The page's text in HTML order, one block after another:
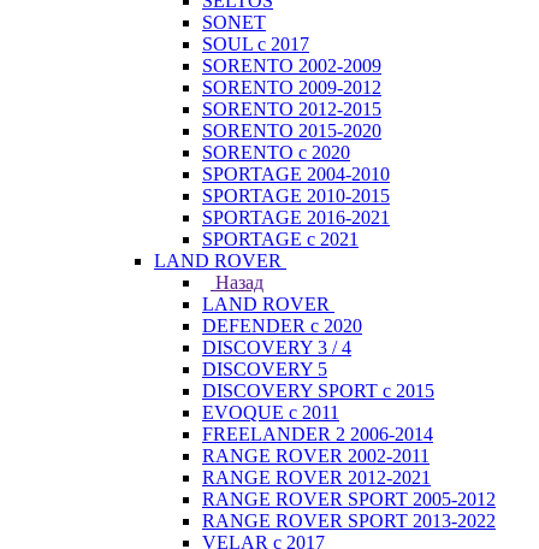
SONET
SOUL с 2017
SORENTO 2002-2009
SORENTO 2009-2012
SORENTO 2012-2015
SORENTO 2015-2020
SORENTO с 2020
SPORTAGE 2004-2010
SPORTAGE 2010-2015
SPORTAGE 2016-2021
SPORTAGE с 2021
LAND ROVER
Назад
LAND ROVER
DEFENDER с 2020
DISCOVERY 3 / 4
DISCOVERY 5
DISCOVERY SPORT с 2015
EVOQUE с 2011
FREELANDER 2 2006-2014
RANGE ROVER 2002-2011
RANGE ROVER 2012-2021
RANGE ROVER SPORT 2005-2012
RANGE ROVER SPORT 2013-2022
VELAR с 2017